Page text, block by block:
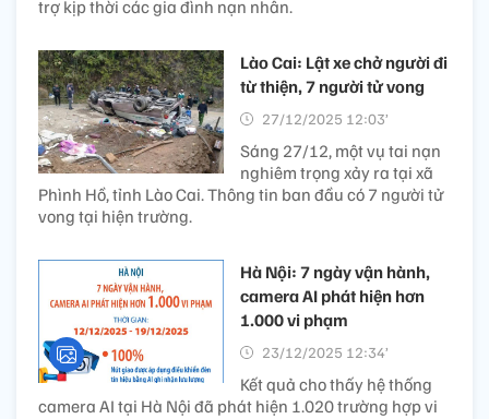
trợ kịp thời các gia đình nạn nhân.
Lào Cai: Lật xe chở người đi
từ thiện, 7 người tử vong
27/12/2025 12:03’
Sáng 27/12, một vụ tai nạn
nghiêm trọng xảy ra tại xã
Phình Hồ, tỉnh Lào Cai. Thông tin ban đầu có 7 người tử
vong tại hiện trường.
Hà Nội: 7 ngày vận hành,
camera AI phát hiện hơn
1.000 vi phạm
23/12/2025 12:34’
Kết quả cho thấy hệ thống
camera AI tại Hà Nội đã phát hiện 1.020 trường hợp vi